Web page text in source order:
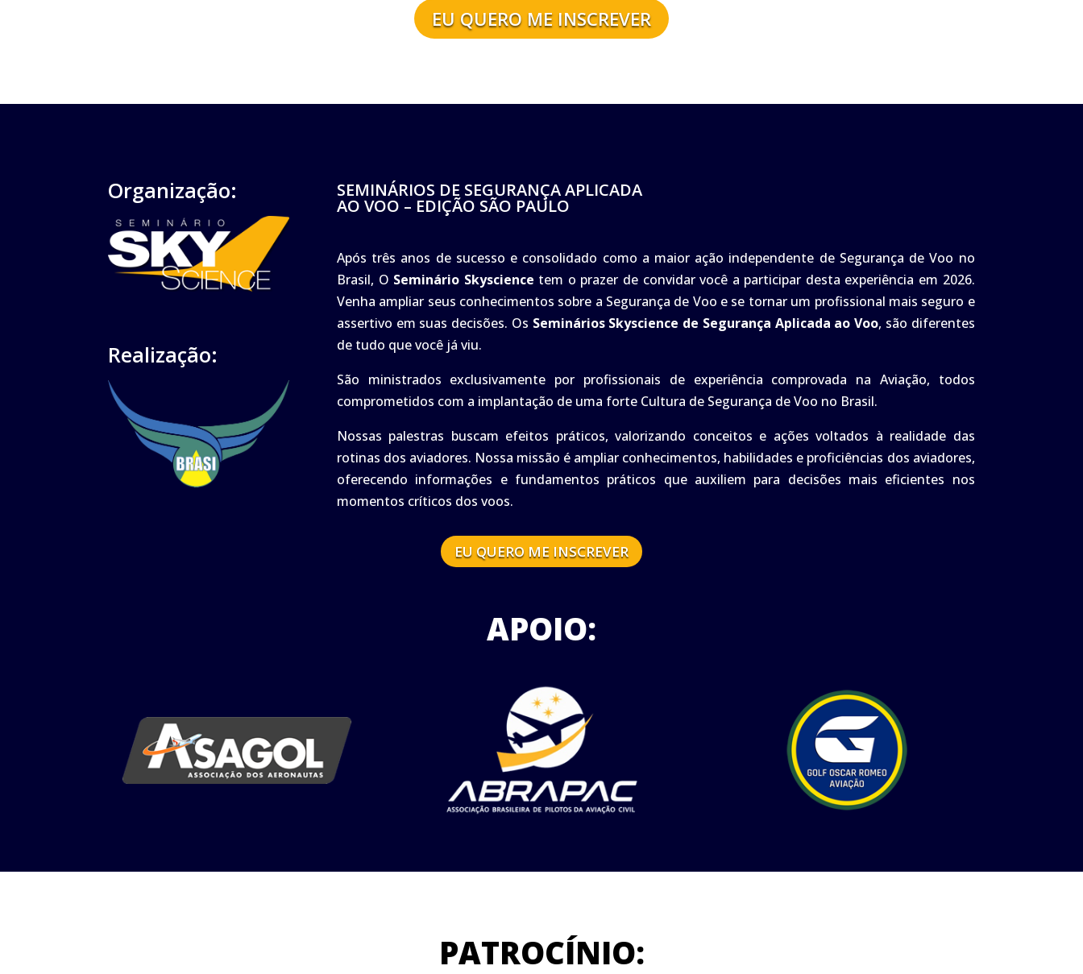
EU QUERO ME INSCREVER
Organização:
Realização:
SEMINÁRIOS DE SEGURANÇA APLICADA
AO VOO – EDIÇÃO SÃO PAULO
Após três anos de sucesso e consolidado como a maior ação independente de Segurança de Voo no
Brasil, O Seminário Skyscience tem o prazer de convidar você a participar desta experiência em 2026.
Venha ampliar seus conhecimentos sobre a Segurança de Voo e se tornar um profissional mais seguro e
assertivo em suas decisões. Os Seminários Skyscience de Segurança Aplicada ao Voo, são diferentes
de tudo que você já viu.
São ministrados exclusivamente por profissionais de experiência comprovada na Aviação, todos
comprometidos com a implantação de uma forte Cultura de Segurança de Voo no Brasil.
Nossas palestras buscam efeitos práticos, valorizando conceitos e ações voltados à realidade das
rotinas dos aviadores. Nossa missão é ampliar conhecimentos, habilidades e proficiências dos aviadores,
oferecendo informações e fundamentos práticos que auxiliem para decisões mais eficientes nos
momentos críticos dos voos.
EU QUERO ME INSCREVER
APOIO:
PATROCÍNIO: